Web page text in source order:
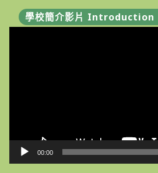
學校簡介影片 Introduction
00:00